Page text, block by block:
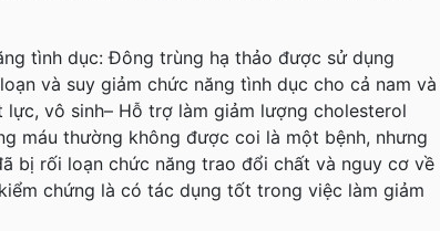
tình dục: Đông trùng hạ thảo được sử dụng
và suy giảm chức năng tình dục cho cả nam và
vô sinh– Hỗ trợ làm giảm lượng cholesterol
máu thường không được coi là một bệnh, nhưng
bị rối loạn chức năng trao đổi chất và nguy cơ về
chứng là có tác dụng tốt trong việc làm giảm